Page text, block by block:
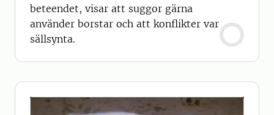
beteendet, visar att suggor gärna
använder borstar och att konflikter var
sällsynta.